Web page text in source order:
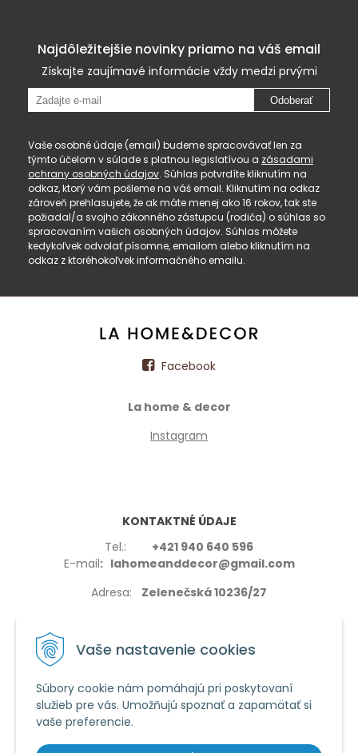
Vaše nastavenie cookies
Súbory cookie nám pomáhajú pri poskytovaní
služieb pre vás. Umožňujú spoznať a zapamätať si
vaše preferencie.
Najdôležitejšie novinky priamo na váš email
Získajte zaujímavé informácie vždy medzi prvými
Odoberať
Vaše osobné údaje (email) budeme spracovávať len za
týmto účelom v súlade s platnou legislatívou a zásadami
ochrany osobných údajov. Súhlas potvrdíte kliknutím na
odkaz, ktorý vám pošleme na váš email. Kliknutím na odkaz
zároveň prehlasujete, že ak máte menej ako 16 rokov, tak ste
požiadal/a svojho zákonného zástupcu (rodiča) o súhlas so
spracovaním vašich osobných údajov. Súhlas môžete
kedykoľvek odvolať písomne, emailom alebo kliknutím na
odkaz z ktoréhokoľvek informačného emailu.
Facebook
La home & decor
Instagram
KONTAKTNÉ ÚDAJE
Tel.: +421 940 640 596
E-mail: lahomeanddecor@gmail.com
Adresa: Zelenečská 10236/27
VŠETKO O NÁKUPE
Používanie cookies